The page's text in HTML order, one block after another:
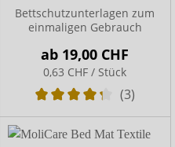
Bettschutzunterlagen zum
einmaligen Gebrauch
ab 19,00 CHF
0,63 CHF / Stück
(3)